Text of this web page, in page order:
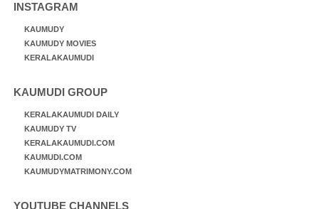
INSTAGRAM
KAUMUDY
KAUMUDY MOVIES
KERALAKAUMUDI
KAUMUDI GROUP
KERALAKAUMUDI DAILY
KAUMUDY TV
KERALAKAUMUDI.COM
KAUMUDI.COM
KAUMUDYMATRIMONY.COM
YOUTUBE CHANNELS